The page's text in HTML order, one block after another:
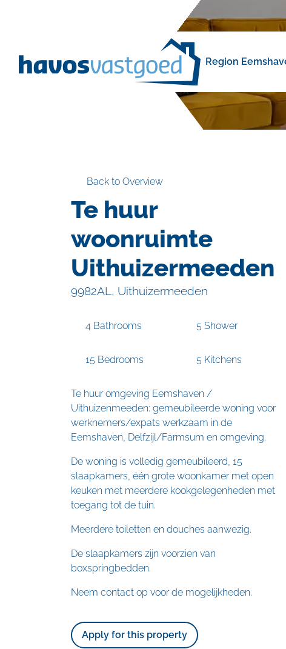
Region
Back to Overview
Te huur
woonruimte
Uithuizermeeden
9982AL, Uithuizermeeden
4 Bathrooms
15 Bedrooms
5 Shower
5 Kitchens
Te huur omgeving Eemshaven /
Uithuizenmeeden: gemeubileerde woning voor
werknemers/expats werkzaam in de
Eemshaven, Delfzijl/Farmsum en omgeving.
De woning is volledig gemeubileerd, 15
slaapkamers, één grote woonkamer met open
keuken met meerdere kookgelegenheden met
toegang tot de tuin.
Meerdere toiletten en douches aanwezig.
De slaapkamers zijn voorzien van
boxspringbedden.
Neem contact op voor de mogelijkheden.
Apply for this property